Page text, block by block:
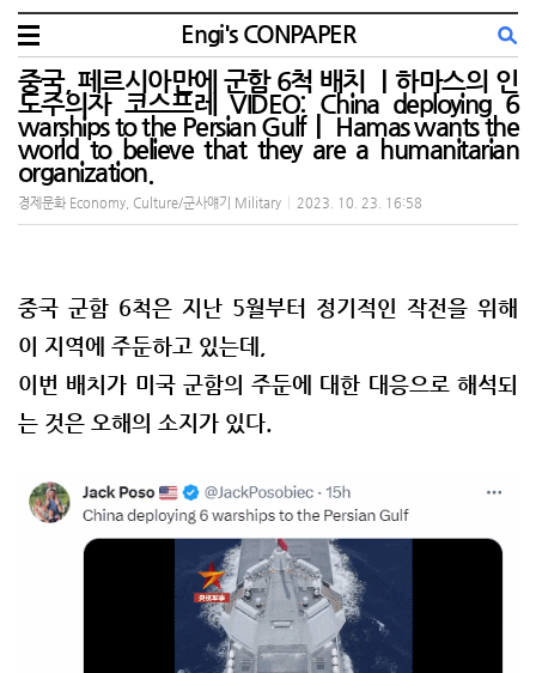
Engi's CONPAPER
중국, 페르시아만에 군함 6척 배치 ㅣ하마스의 인
도주의자 코스프레 VIDEO: China deploying 6
warships to the Persian Gulfㅣ Hamas wants the
world to believe that they are a humanitarian
organization.
경제문화 Economy, Culture/군사얘기 Military 2023. 10. 23. 16:58
중국 군함 6척은 지난 5월부터 정기적인 작전을 위해
이 지역에 주둔하고 있는데,
이번 배치가 미국 군함의 주둔에 대한 대응으로 해석되
는 것은 오해의 소지가 있다.